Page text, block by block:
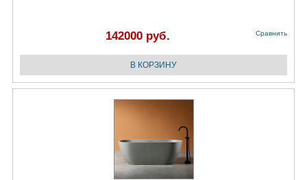
142000 руб. Сравнить